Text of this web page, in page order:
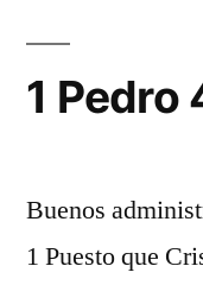
1 Pedro
Buenos
1 Puesto que